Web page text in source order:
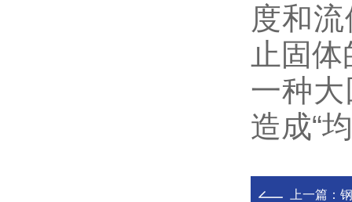
度和
止固
一种
造成“
上一篇：